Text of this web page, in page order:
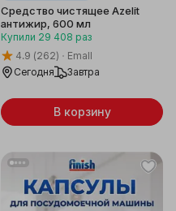
Средство чистящее Azelit
антижир, 600 мл
Купили 29 408 раз
4.9 (262)
Emall
Сегодня
Завтра
В корзину